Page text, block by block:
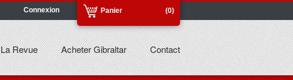
(0)
Panier
Connexion
La Revue Acheter Gibraltar Contact